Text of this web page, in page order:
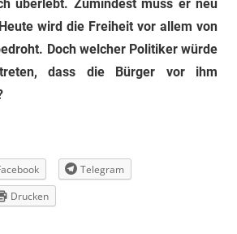
überlebt. Zumindest muss er neu
wird die Freiheit vor allem von
Doch welcher Politiker würde
dass die Bürger vor ihm
Telegram
Drucken